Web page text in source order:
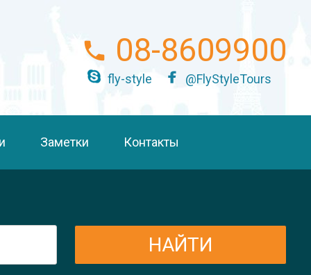
08-8609900
fly-style @FlyStyleTours
Заметки Контакты